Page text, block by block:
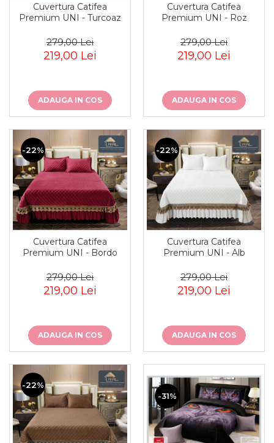
Cuvertura Catifea
Premium UNI - Turcoaz
279,00 Lei
219,00 Lei
ADAUGA IN COS
Cuvertura Catifea
Premium UNI - Roz
279,00 Lei
219,00 Lei
ADAUGA IN COS
-22%
Cuvertura Catifea
Premium UNI - Bordo
279,00 Lei
219,00 Lei
ADAUGA IN COS
-22%
Cuvertura Catifea
Premium UNI - Alb
279,00 Lei
219,00 Lei
ADAUGA IN COS
-22%
-31%